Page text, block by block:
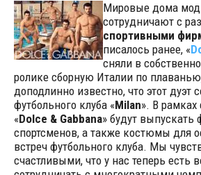
Мировые дома
сотрудничают с
спортивными
писалось ранее, «
сняли в
ролике сборную Италии по
доподлинно известно, что этот дуэт
футбольного клуба «Milan». В рамках
«Dolce & Gabbana» будут выпускать
спортсменов, а также костюмы для
встреч футбольного клуба. Мы
счастливыми, что у нас теперь есть